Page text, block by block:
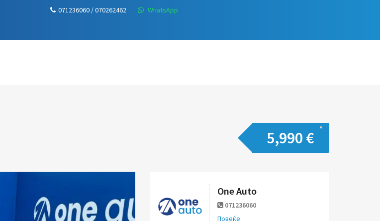
071236060 / 070262462 WhatsApp
5,990 €
One Auto
071236060
Повеќе